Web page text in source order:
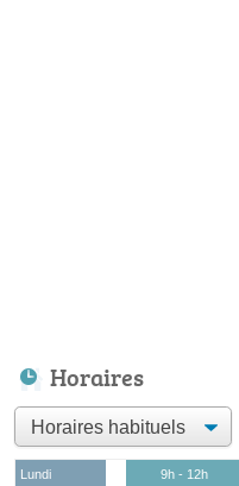
Horaires
Lundi 9h - 12h